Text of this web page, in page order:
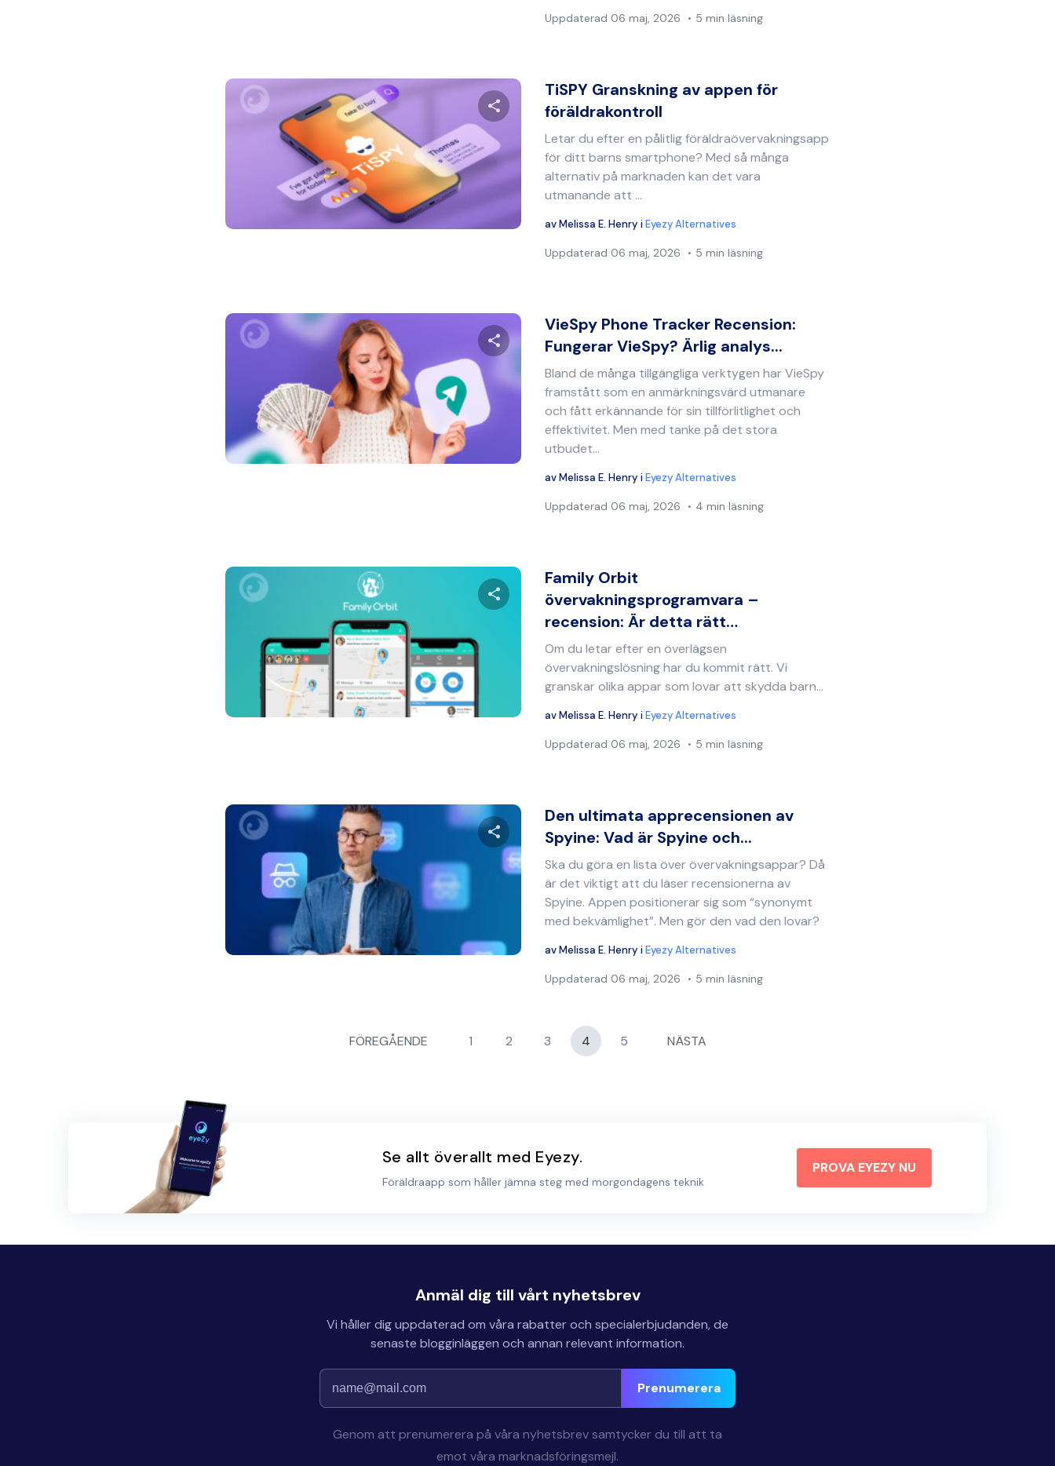
Uppdaterad 06 maj, 2026 5 min läsning
Dela denna artikel
TiSPY Granskning av appen för
föräldrakontroll
Letar du efter en pålitlig föräldraövervakningsapp
för ditt barns smartphone? Med så många
alternativ på marknaden kan det vara
utmanande att ...
avMelissa E. Henry iEyezy Alternatives
Uppdaterad 06 maj, 2026 5 min läsning
Dela denna artikel
Facebook
VieSpy Phone Tracker Recension:
Fungerar VieSpy? Ärlig analys...
Bland de många tillgängliga verktygen har VieSpy
framstått som en anmärkningsvärd utmanare
och fått erkännande för sin tillförlitlighet och
effektivitet. Men med tanke på det stora
utbudet...
avMelissa E. Henry iEyezy Alternatives
Uppdaterad 06 maj, 2026 4 min läsning
Family Orbit
övervakningsprogramvara –
recension: Är detta rätt…
Om du letar efter en överlägsen
övervakningslösning har du kommit rätt. Vi
granskar olika appar som lovar att skydda barn...
avMelissa E. Henry iEyezy Alternatives
Uppdaterad 06 maj, 2026 5 min läsning
Dela denna artikel
Twitter
Den ultimata apprecensionen av
Spyine: Vad är Spyine och...
Ska du göra en lista över övervakningsappar? Då
är det viktigt att du läser recensionerna av
Spyine. Appen positionerar sig som “synonymt
med bekvämlighet”. Men gör den vad den lovar?
avMelissa E. Henry iEyezy Alternatives
Uppdaterad 06 maj, 2026 5 min läsning
FÖREGÅENDE 1 2 3 4 5 NÄSTA
Se allt överallt med Eyezy.
Föräldraapp som håller jämna steg med morgondagens teknik
PROVA EYEZY NU
Anmäl dig till vårt nyhetsbrev
Vi håller dig uppdaterad om våra rabatter och specialerbjudanden, de
senaste blogginläggen och annan relevant information.
Prenumerera
Genom att prenumerera på våra nyhetsbrev samtycker du till att ta
emot våra marknadsföringsmejl.